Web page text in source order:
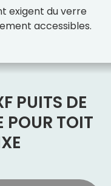
exigent du verre
accessibles.
PUITS DE
POUR TOIT